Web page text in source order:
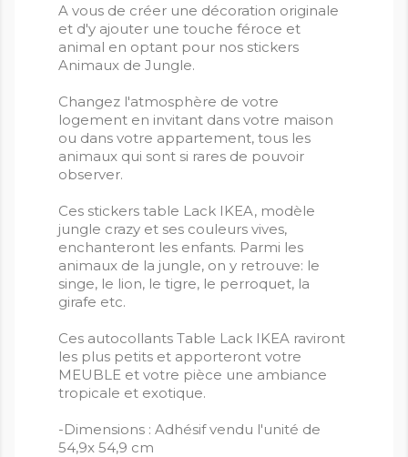
A vous de créer une décoration originale
et d'y ajouter une touche féroce et
animal en optant pour nos stickers
Animaux de Jungle.
Changez l'atmosphère de votre
logement en invitant dans votre maison
ou dans votre appartement, tous les
animaux qui sont si rares de pouvoir
observer.
Ces stickers table Lack IKEA, modèle
jungle crazy et ses couleurs vives,
enchanteront les enfants. Parmi les
animaux de la jungle, on y retrouve: le
singe, le lion, le tigre, le perroquet, la
girafe etc.
Ces autocollants Table Lack IKEA raviront
les plus petits et apporteront votre
MEUBLE et votre pièce une ambiance
tropicale et exotique.
-Dimensions : Adhésif vendu l'unité de
54,9x 54,9 cm